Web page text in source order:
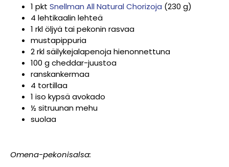
1 pkt Snellman All Natural Chorizoja (230 g)
4 lehtikaalin lehteä
1 rkl öljyä tai pekonin rasvaa
mustapippuria
2 rkl säilykejalapenoja hienonnettuna
100 g cheddar-juustoa
ranskankermaa
4 tortillaa
1 iso kypsä avokado
½ sitruunan mehu
suolaa
Omena-pekonisalsa: